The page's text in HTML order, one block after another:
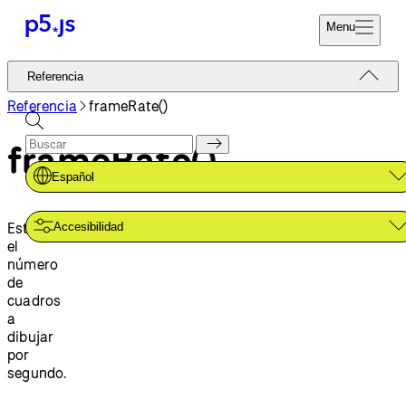
Menu
Referencia
Tutoriales
Ejemplos
Contribuir
Comunidad
Acerca de
Codifica Ya
Referencia
Español
Accesibilidad
Referencia frameRate()
frameRate()
Establece
el
número
de
cuadros
a
dibujar
por
segundo.